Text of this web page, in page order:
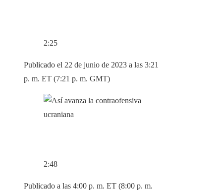
2:25
Publicado el 22 de junio de 2023 a las 3:21
p. m. ET (7:21 p. m. GMT)
2:48
Publicado a las 4:00 p. m. ET (8:00 p. m.